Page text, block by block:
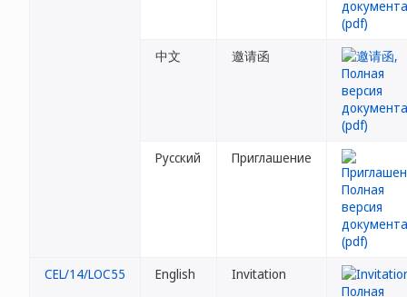
中文 邀请函
Русский Приглашение
CEL/14/LOC55 English Invitation